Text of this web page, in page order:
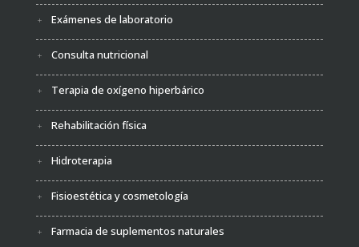
Exámenes de laboratorio
Consulta nutricional
Terapia de oxígeno hiperbárico
Rehabilitación física
Hidroterapia
Fisioestética y cosmetología
Farmacia de suplementos naturales